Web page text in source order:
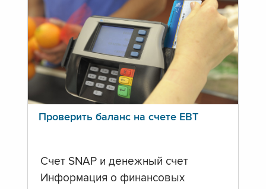
Проверить баланс на счете ЕВТ
Счет SNAP и денежный счет
Информация о финансовых